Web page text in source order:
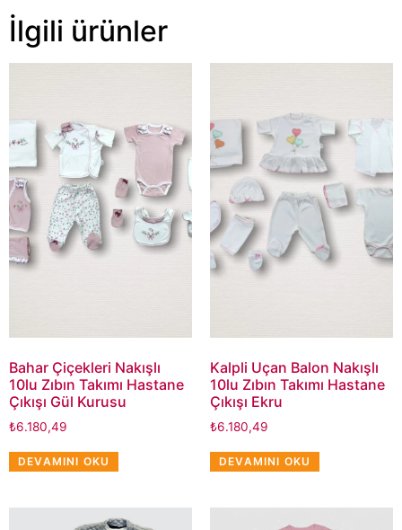
İlgili ürünler
Bahar Çiçekleri Nakışlı
10lu Zıbın Takımı Hastane
Çıkışı Gül Kurusu
₺6.180,49
DEVAMINI OKU
Kalpli Uçan Balon Nakışlı
10lu Zıbın Takımı Hastane
Çıkışı Ekru
₺6.180,49
DEVAMINI OKU